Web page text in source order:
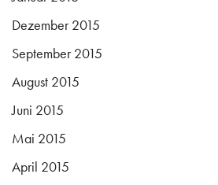
Dezember 2015
September 2015
August 2015
Juni 2015
Mai 2015
April 2015